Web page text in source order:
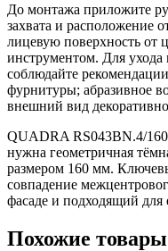
До монтажа приложите
захвата и расположение
лицевую поверхность от
инструментом. Для ухода
соблюдайте
фурнитуры; абразивное
внешний вид
QUADRA RS043BN.4/
нужна геометричная
размером 160 мм.
совпадение
фасаде и подходящий
Похожие товары